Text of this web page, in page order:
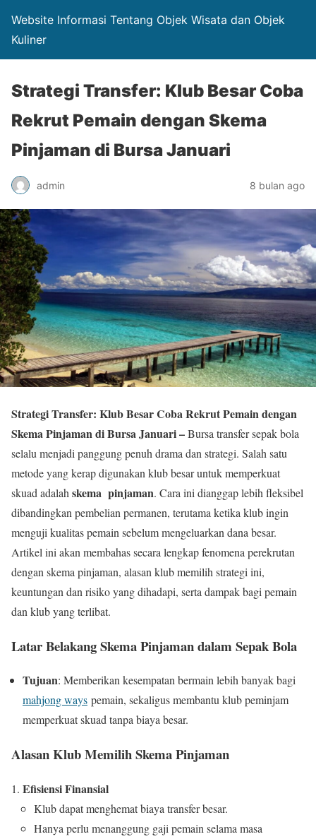
Website Informasi Tentang Objek Wisata dan Objek
Kuliner
Strategi Transfer: Klub Besar Coba
Rekrut Pemain dengan Skema
Pinjaman di Bursa Januari
admin 8 bulan ago
Strategi Transfer: Klub Besar Coba Rekrut Pemain dengan
Skema Pinjaman di Bursa Januari –Bursa transfer sepak bola
selalu menjadi panggung penuh drama dan strategi. Salah satu
metode yang kerap digunakan klub besar untuk memperkuat
skuad adalah skema pinjaman. Cara ini dianggap lebih fleksibel
dibandingkan pembelian permanen, terutama ketika klub ingin
menguji kualitas pemain sebelum mengeluarkan dana besar.
Artikel ini akan membahas secara lengkap fenomena perekrutan
dengan skema pinjaman, alasan klub memilih strategi ini,
keuntungan dan risiko yang dihadapi, serta dampak bagi pemain
dan klub yang terlibat.
Latar Belakang Skema Pinjaman dalam Sepak Bola
Tujuan: Memberikan kesempatan bermain lebih banyak bagi
mahjong ways pemain, sekaligus membantu klub peminjam
memperkuat skuad tanpa biaya besar.
Alasan Klub Memilih Skema Pinjaman
Efisiensi Finansial
Klub dapat menghemat biaya transfer besar.
Hanya perlu menanggung gaji pemain selama masa